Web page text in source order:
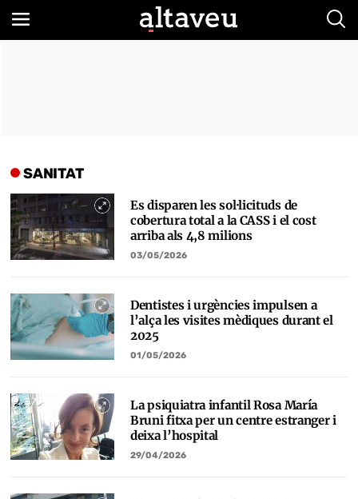
SANITAT
Es disparen les sol·licituds de
cobertura total a la CASS i el cost
arriba als 4,8 milions
03/05/2026
Dentistes i urgències impulsen a
l’alça les visites mèdiques durant el
2025
01/05/2026
La psiquiatra infantil Rosa María
Bruni fitxa per un centre estranger i
deixa l’hospital
29/04/2026